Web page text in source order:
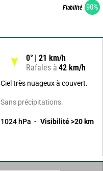
Fiabilité 90%
0° 21 km/h
Rafales à 42 km/h
Ciel très nuageux à couvert.
Sans précipitations.
1024 hPa Visibilité >20 km